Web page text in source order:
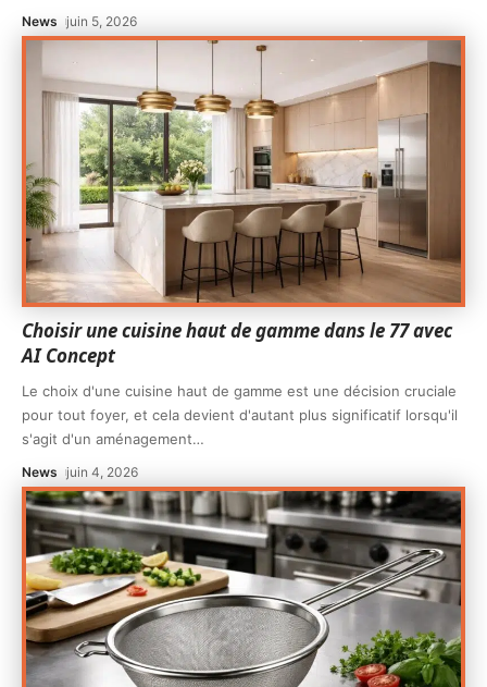
News juin 5, 2026
Choisir une cuisine haut de gamme dans le 77 avec
AI Concept
Le choix d'une cuisine haut de gamme est une décision cruciale
pour tout foyer, et cela devient d'autant plus significatif lorsqu'il
s'agit d'un aménagement…
News juin 4, 2026